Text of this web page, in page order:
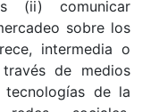
(ii) comunicar
sobre los
intermedia o
de medios
de la